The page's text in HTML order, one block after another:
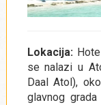
Lokacija:
se nalazi u
Daal Atol),
glavnog